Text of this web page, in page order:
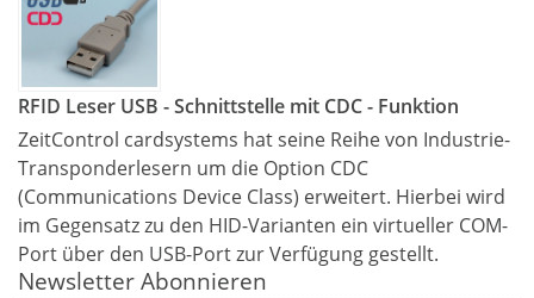
RFID Leser USB - Schnittstelle mit CDC - Funktion
ZeitControl cardsystems hat seine Reihe von Industrie-
Transponderlesern um die Option CDC
(Communications Device Class) erweitert. Hierbei wird
im Gegensatz zu den HID-Varianten ein virtueller COM-
Port über den USB-Port zur Verfügung gestellt.
Newsletter Abonnieren